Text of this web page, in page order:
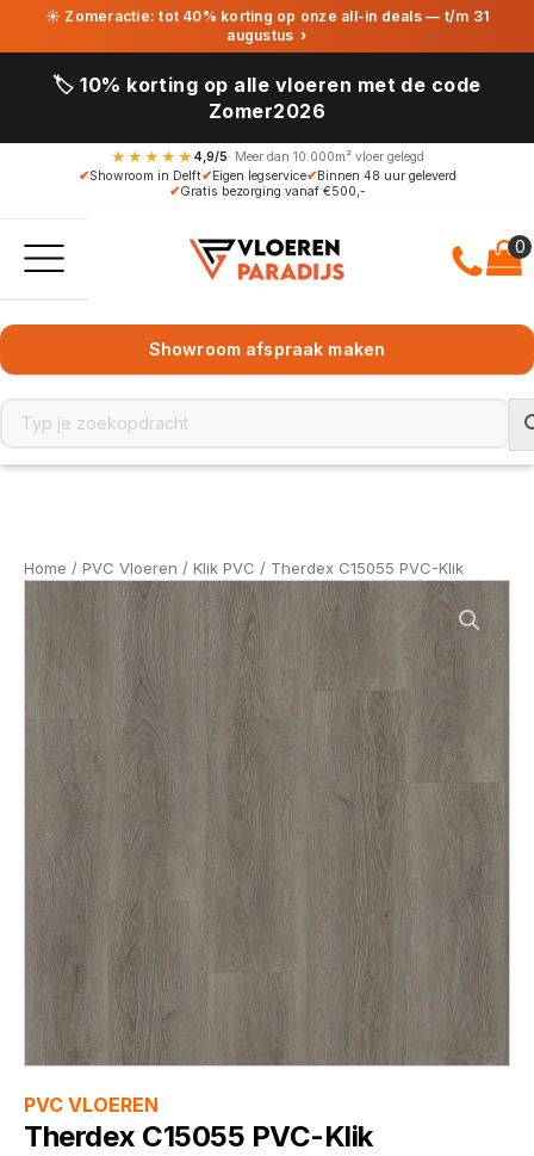
☀ Zomeractie: tot 40% korting op onze all-in deals — t/m 31
augustus ›
🏷️ 10% korting op alle vloeren met de code
Zomer2026
★★★★★ 4,9/5· Meer dan 10.000m² vloer gelegd
✔Showroom in Delft✔Eigen legservice✔Binnen 48 uur geleverd
✔Gratis bezorging vanaf €500,-
Showroom afspraak maken
Home / PVC Vloeren / Klik PVC / Therdex C15055 PVC-Klik
PVC VLOEREN
Therdex C15055 PVC-Klik